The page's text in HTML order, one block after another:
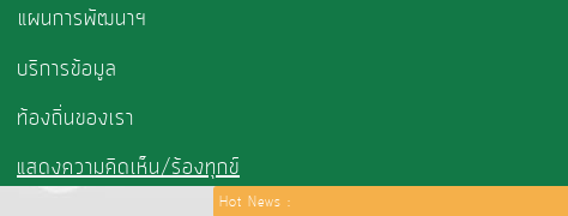
แผนการพัฒนาฯ
บริการข้อมูล
ท้องถิ่นของเรา
แสดงความคิดเห็น/ร้องทุกข์
Hot News :